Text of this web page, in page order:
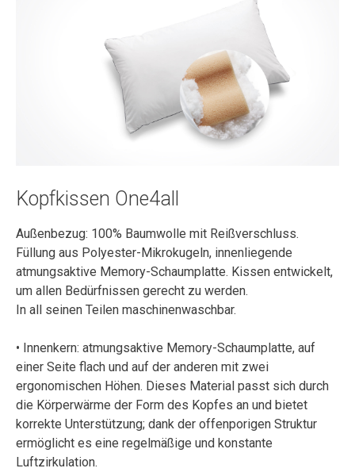
Kopfkissen One4all
Außenbezug: 100% Baumwolle mit Reißverschluss.
Füllung aus Polyester-Mikrokugeln, innenliegende
atmungsaktive Memory-Schaumplatte. Kissen entwickelt,
um allen Bedürfnissen gerecht zu werden.
In all seinen Teilen maschinenwaschbar.
• Innenkern: atmungsaktive Memory-Schaumplatte, auf
einer Seite flach und auf der anderen mit zwei
ergonomischen Höhen. Dieses Material passt sich durch
die Körperwärme der Form des Kopfes an und bietet
korrekte Unterstützung; dank der offenporigen Struktur
ermöglicht es eine regelmäßige und konstante
Luftzirkulation.